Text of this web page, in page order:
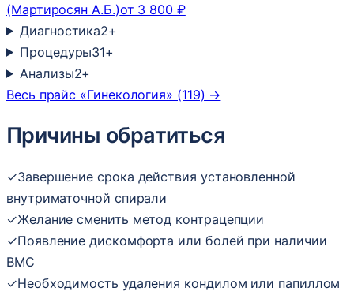
(Мартиросян А.Б.)от 3 800 ₽
Диагностика2+
Процедуры31+
Анализы2+
Весь прайс «Гинекология» (119) →
Причины обратиться
✓Завершение срока действия установленной
внутриматочной спирали
✓Желание сменить метод контрацепции
✓Появление дискомфорта или болей при наличии
ВМС
✓Необходимость удаления кондилом или папиллом